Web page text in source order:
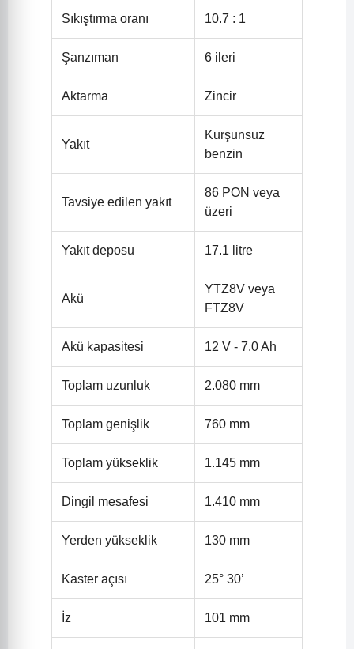
Sıkıştırma oranı 10.7 : 1
Şanzıman 6 ileri
Aktarma Zincir
Yakıt
Kurşunsuz
benzin
Tavsiye edilen yakıt
86 PON veya
üzeri
Yakıt deposu 17.1 litre
Akü
YTZ8V veya
FTZ8V
Akü kapasitesi 12 V - 7.0 Ah
Toplam uzunluk 2.080 mm
Toplam genişlik 760 mm
Toplam yükseklik 1.145 mm
Dingil mesafesi 1.410 mm
Yerden yükseklik 130 mm
Kaster açısı 25° 30’
İz 101 mm